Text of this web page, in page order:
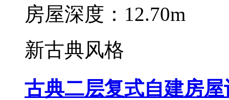
房屋深度：12.70m
新古典风格
古典二层复式自建房